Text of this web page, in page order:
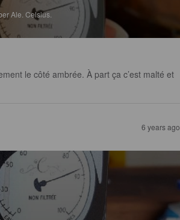
Ale. Celsius.
le côté ambrée. À part ça c’est malté et
6 years ago